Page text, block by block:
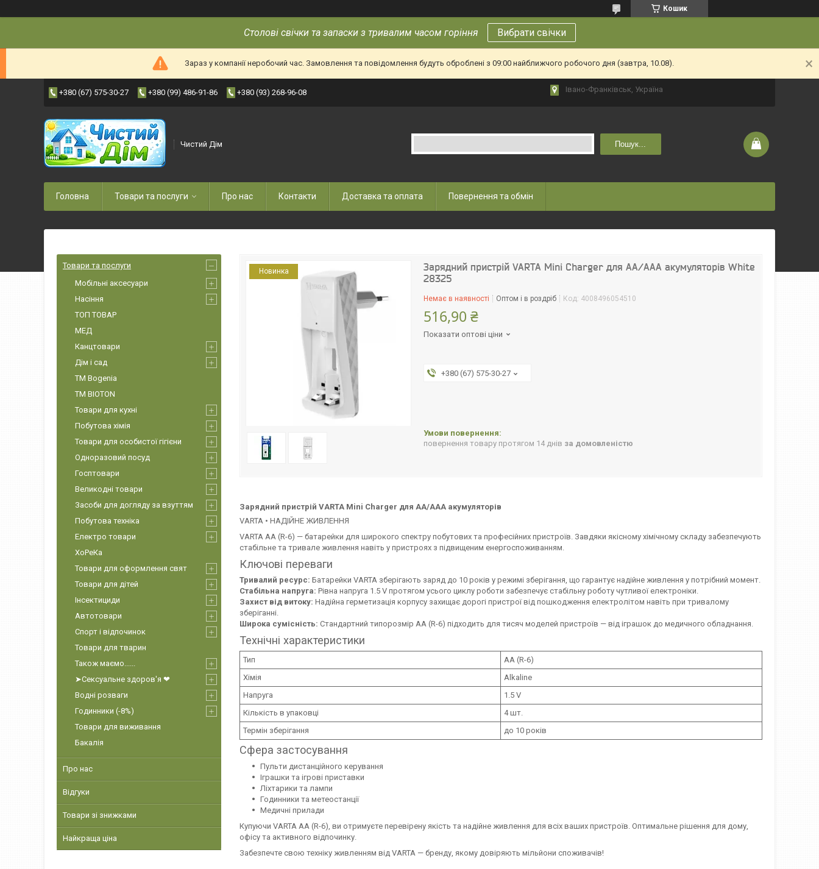
Кошик
Столові свічки та запаски з тривалим часом горіння Вибрати свічки
Зараз у компанії неробочий час. Замовлення та повідомлення будуть оброблені з 09:00 найближчого робочого дня (завтра, 10.08).
+380 (67) 575-30-27 +380 (99) 486-91-86 +380 (93) 268-96-08 Івано-Франківськ, Україна
Чистий Дім Пошук...
Головна Товари та послуги Про нас Контакти Доставка та оплата Повернення та обмін
Новинка
Зарядний пристрій VARTA Mini Charger для АА/ААА акумуляторів White
28325
Немає в наявності Оптом і в роздріб Код: 4008496054510
516,90 ₴
Показати оптові ціни
+380 (67) 575-30-27
повернення товару протягом 14 днів за домовленістю
Зарядний пристрій VARTA Mini Charger для АА/ААА акумуляторів
VARTA • НАДІЙНЕ ЖИВЛЕННЯ
VARTA AA (R-6) — батарейки для широкого спектру побутових та професійних пристроїв. Завдяки якісному хімічному складу забезпечують
стабільне та тривале живлення навіть у пристроях з підвищеним енергоспоживанням.
Ключові переваги
Тривалий ресурс: Батарейки VARTA зберігають заряд до 10 років у режимі зберігання, що гарантує надійне живлення у потрібний момент.
Стабільна напруга: Рівна напруга 1.5 V протягом усього циклу роботи забезпечує стабільну роботу чутливої електроніки.
Захист від витоку: Надійна герметизація корпусу захищає дорогі пристрої від пошкодження електролітом навіть при тривалому
зберіганні.
Широка сумісність: Стандартний типорозмір AA (R-6) підходить для тисяч моделей пристроїв — від іграшок до медичного обладнання.
Технічні характеристики
Тип
AA (R-6)
Хімія
Alkaline
Напруга
1.5 V
Кількість в упаковці
4 шт.
Термін зберігання
до 10 років
Сфера застосування
Пульти дистанційного керування
Іграшки та ігрові приставки
Ліхтарики та лампи
Годинники та метеостанції
Медичні прилади
Купуючи VARTA AA (R-6), ви отримуєте перевірену якість та надійне живлення для всіх ваших пристроїв. Оптимальне рішення для дому,
офісу та активного відпочинку.
Забезпечте свою техніку живленням від VARTA — бренду, якому довіряють мільйони споживачів!
Товари та послуги
Мобільні аксесуари
Насіння
ТОП ТОВАР
МЕД
Канцтовари
Дім і сад
ТМ Bogenia
ТМ BIOTON
Товари для кухні
Побутова хімія
Товари для особистої гігієни
Одноразовий посуд
Госптовари
Великодні товари
Засоби для догляду за взуттям
Побутова техніка
Електро товари
ХоРеКа
Товари для оформлення свят
Товари для дітей
Інсектициди
Автотовари
Спорт і відпочинок
Товари для тварин
Також маємо......
➤Сексуальне здоров'я ❤
Водні розваги
Годинники (-8%)
Товари для виживання
Бакалія
Про нас
Відгуки
Товари зі знижками
Найкраща ціна